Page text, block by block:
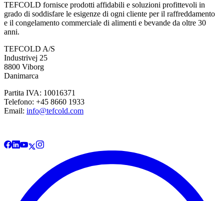
TEFCOLD fornisce prodotti affidabili e soluzioni profittevoli in
grado di soddisfare le esigenze di ogni cliente per il raffreddamento
e il congelamento commerciale di alimenti e bevande da oltre 30
anni.
TEFCOLD A/S
Industrivej 25
8800 Viborg
Danimarca
Partita IVA: 10016371
Telefono: +45 8660 1933
Email: info@tefcold.com